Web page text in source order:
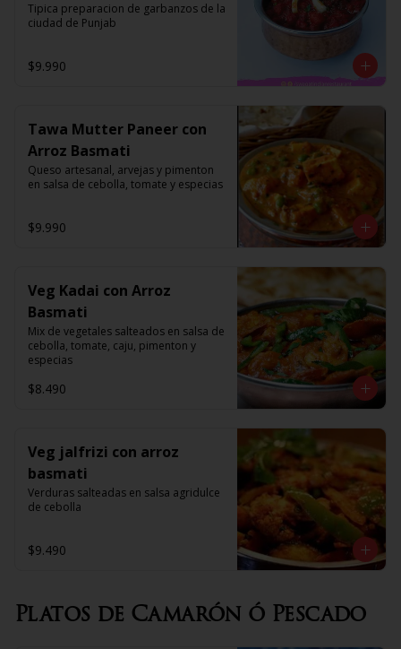
Tipica preparacion de garbanzos de la
ciudad de Punjab
$9.990
Tawa Mutter Paneer con
Arroz Basmati
Queso artesanal, arvejas y pimenton
en salsa de cebolla, tomate y especias
$9.990
Veg Kadai con Arroz
Basmati
Mix de vegetales salteados en salsa de
cebolla, tomate, caju, pimenton y
especias
$8.490
Veg jalfrizi con arroz
basmati
Verduras salteadas en salsa agridulce
de cebolla
$9.490
Platos de Camarón ó Pescado